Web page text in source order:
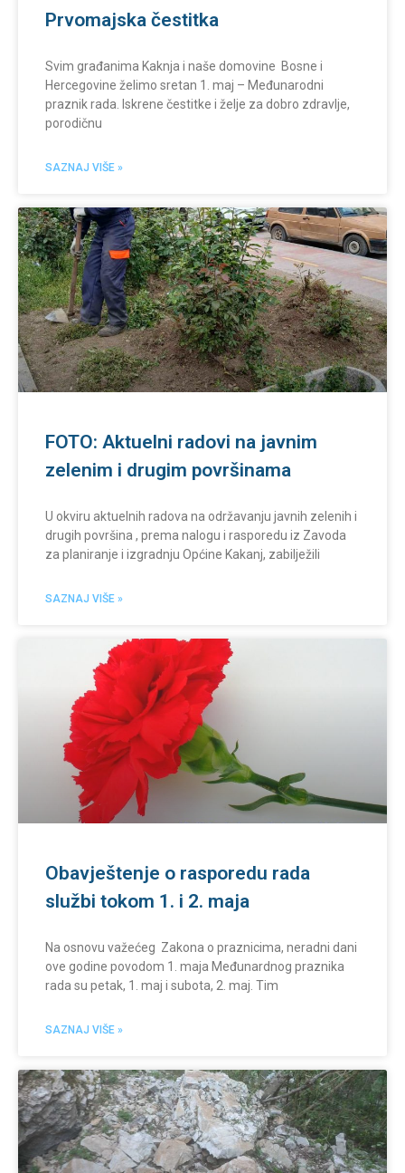
Prvomajska čestitka
Svim građanima Kaknja i naše domovine Bosne i
Hercegovine želimo sretan 1. maj – Međunarodni
praznik rada. Iskrene čestitke i želje za dobro zdravlje,
porodičnu
SAZNAJ VIŠE »
FOTO: Aktuelni radovi na javnim
zelenim i drugim površinama
U okviru aktuelnih radova na održavanju javnih zelenih i
drugih površina , prema nalogu i rasporedu iz Zavoda
za planiranje i izgradnju Općine Kakanj, zabilježili
SAZNAJ VIŠE »
Obavještenje o rasporedu rada
službi tokom 1. i 2. maja
Na osnovu važećeg Zakona o praznicima, neradni dani
ove godine povodom 1. maja Međunardnog praznika
rada su petak, 1. maj i subota, 2. maj. Tim
SAZNAJ VIŠE »